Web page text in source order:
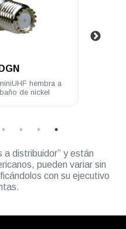
hembra a
de nickel
a distribuidor” y están
pueden variar sin
con su ejecutivo